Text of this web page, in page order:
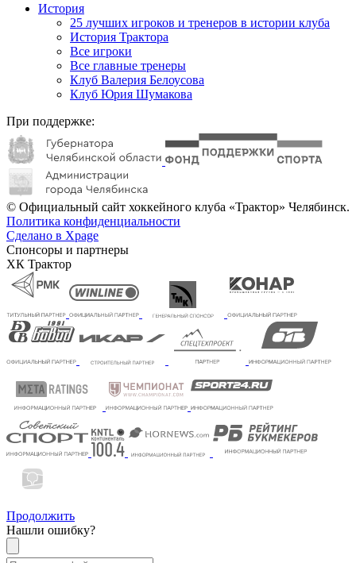
История
25 лучших игроков и тренеров в истории клуба
История Трактора
Все игроки
Все главные тренеры
Клуб Валерия Белоусова
Клуб Юрия Шумакова
При поддержке:
© Официальный сайт хоккейного клуба «Трактор» Челябинск.
Политика конфиденциальности
Сделано в Xpage
Спонсоры и партнеры
ХК Трактор
Продолжить
Нашли ошибку?